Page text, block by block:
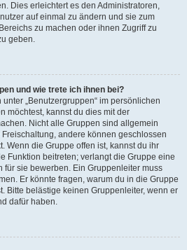
Dies erleichtert es den Administratoren,
auf einmal zu ändern und sie zum
zu machen oder ihnen Zugriff zu
geben.
und wie trete ich ihnen bei?
„Benutzergruppen“ im persönlichen
möchtest, kannst du dies mit der
Nicht alle Gruppen sind allgemein
andere können geschlossen
Wenn die Gruppe offen ist, kannst du ihr
Funktion beitreten; verlangt die Gruppe eine
für sie bewerben. Ein Gruppenleiter muss
Er könnte fragen, warum du in die Gruppe
Bitte belästige keinen Gruppenleiter, wenn er
dafür haben.